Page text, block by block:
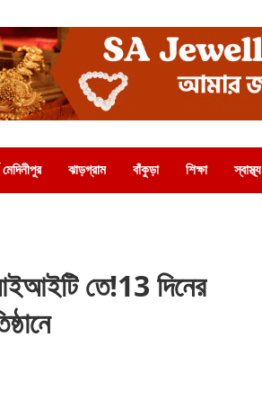
মেদিনীপুর ঝাড়গ্রাম বাঁকুড়া শিক্ষা স্বাস্থ্য
তে!13 দিনের